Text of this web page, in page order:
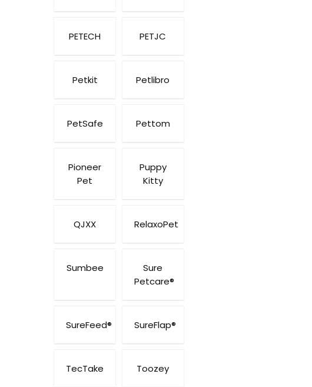
PETECH PETJC
Petkit Petlibro
PetSafe Pettom
Pioneer
Pet
Puppy
Kitty
QJXX RelaxoPet
Sumbee
Sure
Petcare®
SureFeed® SureFlap®
TecTake Toozey